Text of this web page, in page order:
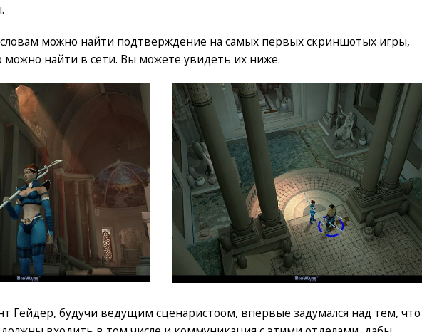
можно найти подтверждение на самых первых скриншотых игры,
можно найти в сети. Вы можете увидеть их ниже.
Гейдер, будучи ведущим сценаристоом, впервые задумался над тем, что